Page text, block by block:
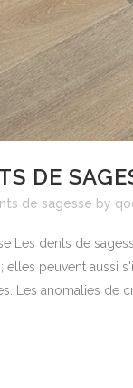
DE
de sagesse by
Les dents de
elles peuvent aussi
Les anomalies de